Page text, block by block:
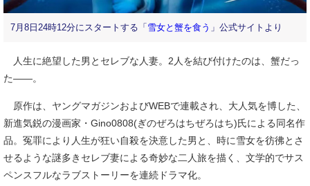
7月8日24時12分にスタートする「 雪女と蟹を食う 」公式サイトより
人生に絶望した男とセレブな人妻。2人を結び付けたのは、蟹だっ
た――。
原作は、ヤングマガジンおよびWEBで連載され、大人気を博した、
新進気鋭の漫画家・Gino0808(ぎのぜろはちぜろはち)氏による同名作
品。冤罪により人生が狂い自殺を決意した男と、時に雪女を彷彿とさ
せるような謎多きセレブ妻による奇妙な二人旅を描く、文学的でサス
ペンスフルなラブストーリーを連続ドラマ化。